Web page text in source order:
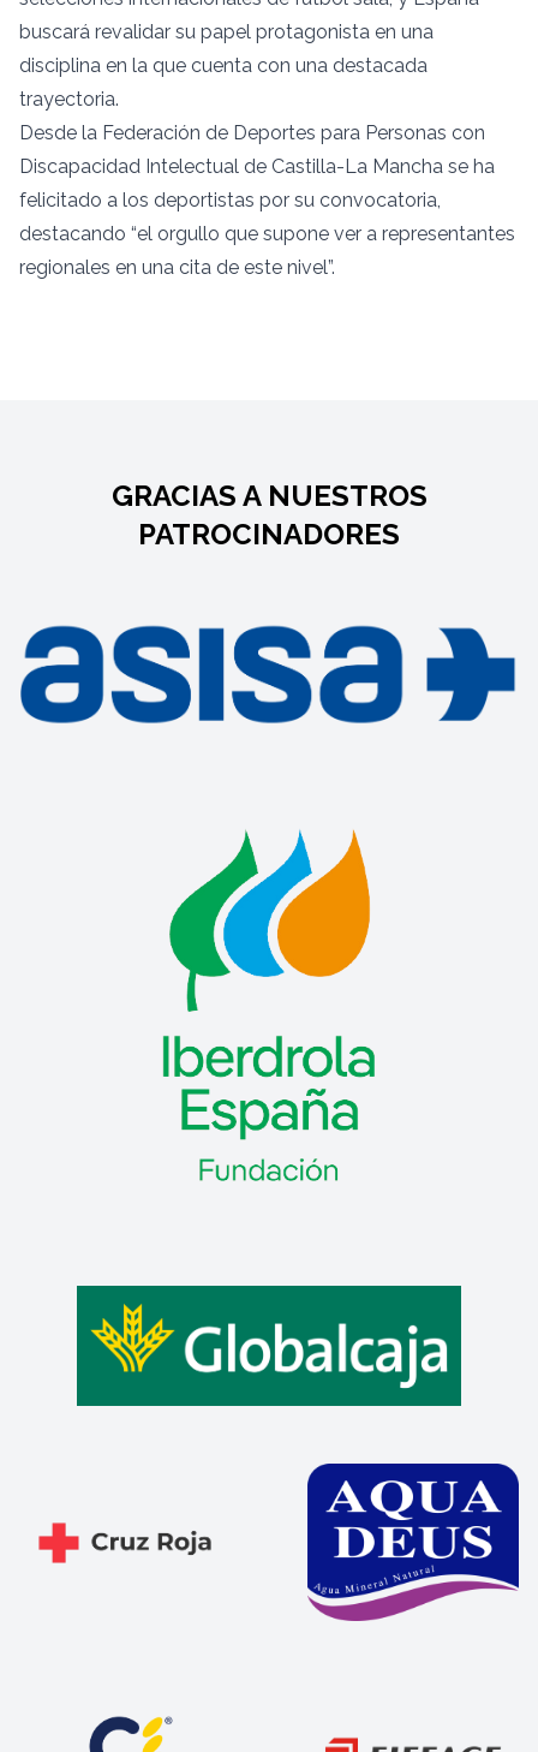
buscará revalidar su papel protagonista en una
disciplina en la que cuenta con una destacada
trayectoria.
Desde la Federación de Deportes para Personas con
Discapacidad Intelectual de Castilla-La Mancha se ha
felicitado a los deportistas por su convocatoria,
destacando “el orgullo que supone ver a representantes
regionales en una cita de este nivel”.
GRACIAS A NUESTROS
PATROCINADORES